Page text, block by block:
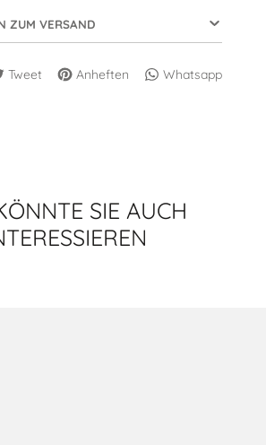
ZUM VERSAND
Tweet Anheften
Auf
Wird
Whatsapp
Auf
Wird
SIE AUCH